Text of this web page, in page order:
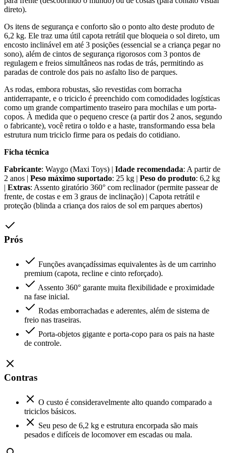
direto).
Os itens de segurança e conforto são o ponto alto deste produto de
6,2 kg. Ele traz uma útil capota retrátil que bloqueia o sol direto, um
encosto inclinável em até 3 posições (essencial se a criança pegar no
sono), além de cintos de segurança rigorosos com 3 pontos de
regulagem e freios simultâneos nas rodas de trás, permitindo as
paradas de controle dos pais no asfalto liso de parques.
As rodas, embora robustas, são revestidas com borracha
antiderrapante, e o triciclo é preenchido com comodidades logísticas
como um grande compartimento traseiro para mochilas e um porta-
copos. À medida que o pequeno cresce (a partir dos 2 anos, segundo
o fabricante), você retira o toldo e a haste, transformando essa bela
estrutura num triciclo firme para os pedais do cotidiano.
Ficha técnica
Fabricante: Waygo (Maxi Toys) | Idade recomendada: A partir de
2 anos | Peso máximo suportado: 25 kg | Peso do produto: 6,2 kg
| Extras: Assento giratório 360° com reclinador (permite passear de
frente, de costas e em 3 graus de inclinação) | Capota retrátil e
proteção (blinda a criança dos raios de sol em parques abertos)
Prós
Funções avançadíssimas equivalentes às de um carrinho
premium (capota, recline e cinto reforçado).
Assento 360° garante muita flexibilidade e proximidade
na fase inicial.
Rodas emborrachadas e aderentes, além de sistema de
freio nas traseiras.
Porta-objetos gigante e porta-copo para os pais na haste
de controle.
Contras
O custo é consideravelmente alto quando comparado a
triciclos básicos.
Seu peso de 6,2 kg e estrutura encorpada são mais
pesados e difíceis de locomover em escadas ou mala.